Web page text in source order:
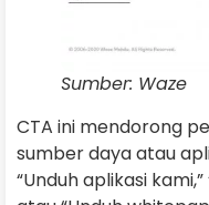
Sumber: Waze
CTA ini mendorong
sumber daya atau
“Unduh aplikasi